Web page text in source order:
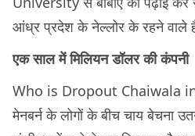
आंध्र प्रदेश के नेल्लोर के रहने वाले
एक साल में मिलियन डॉलर की कंपनी
Who is Dropout Chaiwala
मेनबर्न के लोगों के बीच चाय बेचना